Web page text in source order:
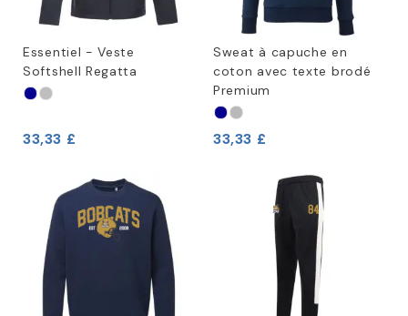
Essentiel - Veste
Softshell Regatta
33,33 £
Sweat à capuche en
coton avec texte brodé
Premium
33,33 £